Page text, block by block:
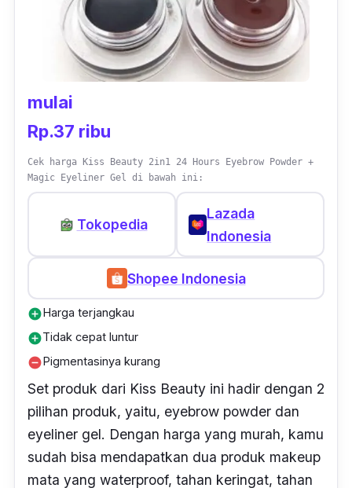
mulai
Rp.37 ribu
Cek harga Kiss Beauty 2in1 24 Hours Eyebrow Powder +
Magic Eyeliner Gel di bawah ini:
Tokopedia
Lazada
Indonesia
Shopee Indonesia
add_circleHarga terjangkau
add_circleTidak cepat luntur
remove_circlePigmentasinya kurang
Set produk dari Kiss Beauty ini hadir dengan 2
pilihan produk, yaitu, eyebrow powder dan
eyeliner gel. Dengan harga yang murah, kamu
sudah bisa mendapatkan dua produk makeup
mata yang waterproof, tahan keringat, tahan